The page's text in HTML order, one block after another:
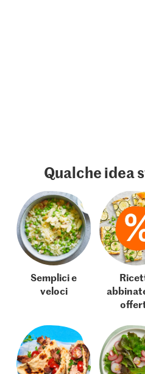
Qualche idea
Semplici e
veloci